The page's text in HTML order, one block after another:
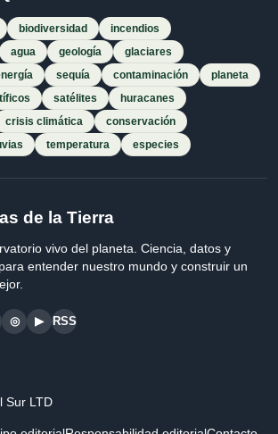
biodiversidad
incendios
agua geología
glaciares
sequía contaminación
planeta
satélites
huracanes
crisis climática
conservación
temperatura especies
de la Tierra
vivo del planeta. Ciencia, datos y
entender nuestro mundo y construir un
◎ ▶ RSS
Sur LTD